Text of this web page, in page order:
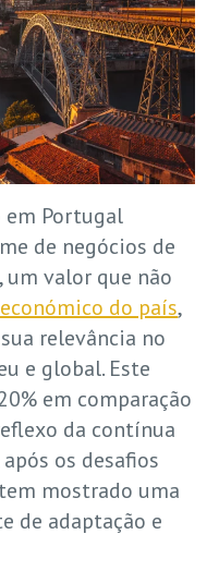
Portugal
de negócios de
valor que não
do país,
relevância no
e global. Este
em comparação
da contínua
os desafios
mostrado uma
de adaptação e